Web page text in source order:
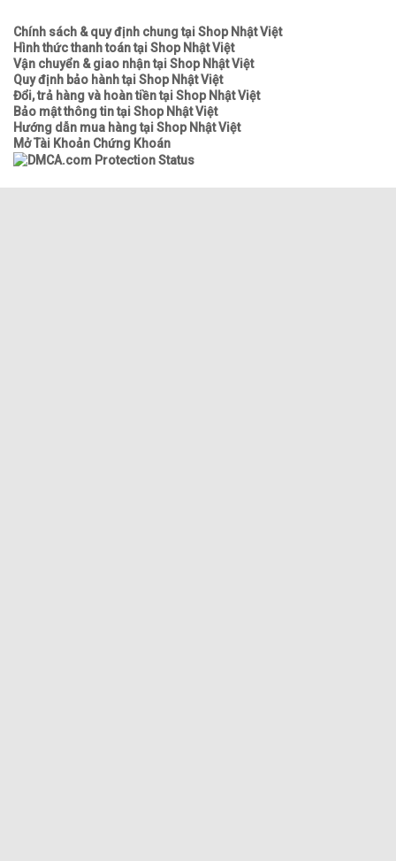
Chính sách & quy định chung tại Shop Nhật Việt
Hình thức thanh toán tại Shop Nhật Việt
Vận chuyển & giao nhận tại Shop Nhật Việt
Quy định bảo hành tại Shop Nhật Việt
Đổi, trả hàng và hoàn tiền tại Shop Nhật Việt
Bảo mật thông tin tại Shop Nhật Việt
Hướng dẫn mua hàng tại Shop Nhật Việt
Mở Tài Khoản Chứng Khoán